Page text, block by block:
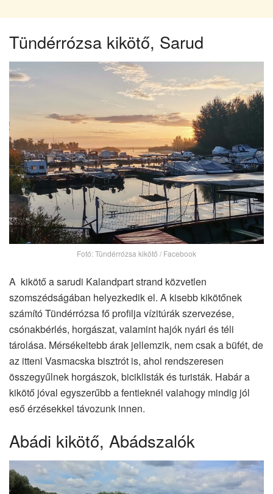
Tündérrózsa kikötő, Sarud
Fotó: Tündérrózsa kikötő / Facebook
A kikötő a sarudi Kalandpart strand közvetlen
szomszédságában helyezkedik el. A kisebb kikötőnek
számító Tündérrózsa fő profilja vízitúrák szervezése,
csónakbérlés, horgászat, valamint hajók nyári és téli
tárolása. Mérsékeltebb árak jellemzik, nem csak a büfét, de
az itteni Vasmacska bisztrót is, ahol rendszeresen
összegyűlnek horgászok, biciklisták és turisták. Habár a
kikötő jóval egyszerűbb a fentieknél valahogy mindig jól
eső érzésekkel távozunk innen.
Abádi kikötő, Abádszalók